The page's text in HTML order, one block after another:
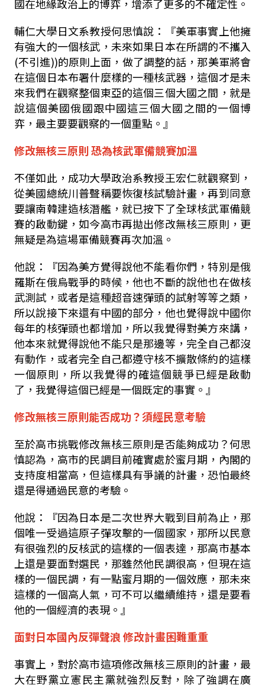
國在地緣政治上的博弈，增添了更多的不確定性。
輔仁大學日文系教授何思慎說：『美軍事實上他擁
有強大的一個核武，未來如果日本在所謂的不攜入
(不引進))的原則上面，做了調整的話，那美軍將會
在這個日本布署什麼樣的一種核武器，這個才是未
來我們在觀察整個東亞的這個三個大國之間，就是
說這個美國俄國跟中國這三個大國之間的一個博
弈，最主要要觀察的一個重點。』
修改無核三原則恐為核武軍備競賽加溫
不僅如此，成功大學政治系教授王宏仁就觀察到，
從美國總統川普聲稱要恢復核試驗計畫，再到同意
要讓南韓建造核潛艦，就已按下了全球核武軍備競
賽的啟動鍵，如今高市再拋出修改無核三原則，更
無疑是為這場軍備競賽再次加溫。
他說：『因為美方覺得說他不能看你們，特別是俄
羅斯在俄烏戰爭的時候，他也不斷的說他也在做核
武測試，或者是這種超音速彈頭的試射等等之類，
所以說接下來還有中國的部分，他也覺得說中國你
每年的核彈頭也都增加，所以我覺得對美方來講，
他本來就覺得說他不能只是那邊等，完全自己都沒
有動作，或者完全自己都遵守核不擴散條約的這樣
一個原則，所以我覺得的確這個競爭已經是啟動
了，我覺得這個已經是一個既定的事實。』
修改無核三原則能否成功？須經民意考驗
至於高市挑戰修改無核三原則是否能夠成功？何思
慎認為，高市的民調目前確實處於蜜月期，內閣的
支持度相當高，但這樣具有爭議的計畫，恐怕最終
還是得通過民意的考驗。
他說：『因為日本是二次世界大戰到目前為止，那
個唯一受過這原子彈攻擊的一個國家，那所以民意
有很強烈的反核武的這樣的一個表達，那高市基本
上還是要面對選民，那雖然他民調很高，但現在這
樣的一個民調，有一點蜜月期的一個效應，那未來
這樣的一個高人氣，可不可以繼續維持，還是要看
他的一個經濟的表現。』
面對日本國內反彈聲浪修改計畫困難重重
事實上，對於高市這項修改無核三原則的計畫，最
大在野黨立憲民主黨就強烈反對，除了強調在廣